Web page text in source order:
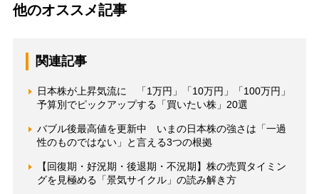
他のオススメ記事
関連記事
日本株が上昇気流に 「1万円」「10万円」「100万円」
予算別でピックアップする「買いたい株」20選
バブル後最高値を更新中 いまの日本株の強さは「一過
性のものではない」と言える3つの根拠
【回復期・好況期・後退期・不況期】株の売買タイミン
グを見極める「景気サイクル」の読み解き方